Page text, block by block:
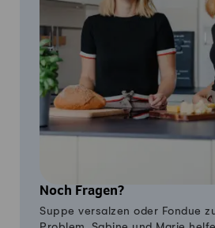
Noch Fragen?
Suppe versalzen oder Fondue